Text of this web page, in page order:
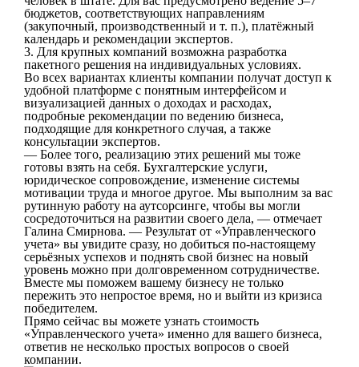
бюджетов, соответствующих направлениям
(закупочный, производственный и т. п.), платёжный
календарь и рекомендации экспертов.
3. Для крупных компаний возможна разработка
пакетного решения на индивидуальных условиях.
Во всех вариантах клиенты компании получат доступ к
удобной платформе с понятным интерфейсом и
визуализацией данных о доходах и расходах,
подробные рекомендации по ведению бизнеса,
подходящие для конкретного случая, а также
консультации экспертов.
— Более того, реализацию этих решений мы тоже
готовы взять на себя. Бухгалтерские услуги,
юридическое сопровождение, изменение системы
мотивации труда и многое другое. Мы выполним за вас
рутинную работу на аутсорсинге, чтобы вы могли
сосредоточиться на развитии своего дела, — отмечает
Галина Смирнова. — Результат от «Управленческого
учета» вы увидите сразу, но добиться по-настоящему
серьёзных успехов и поднять свой бизнес на новый
уровень можно при долговременном сотрудничестве.
Вместе мы поможем вашему бизнесу не только
пережить это непростое время, но и выйти из кризиса
победителем.
Прямо сейчас вы можете узнать стоимость
«Управленческого учета» именно для вашего бизнеса,
ответив не несколько простых вопросов о своей
компании.